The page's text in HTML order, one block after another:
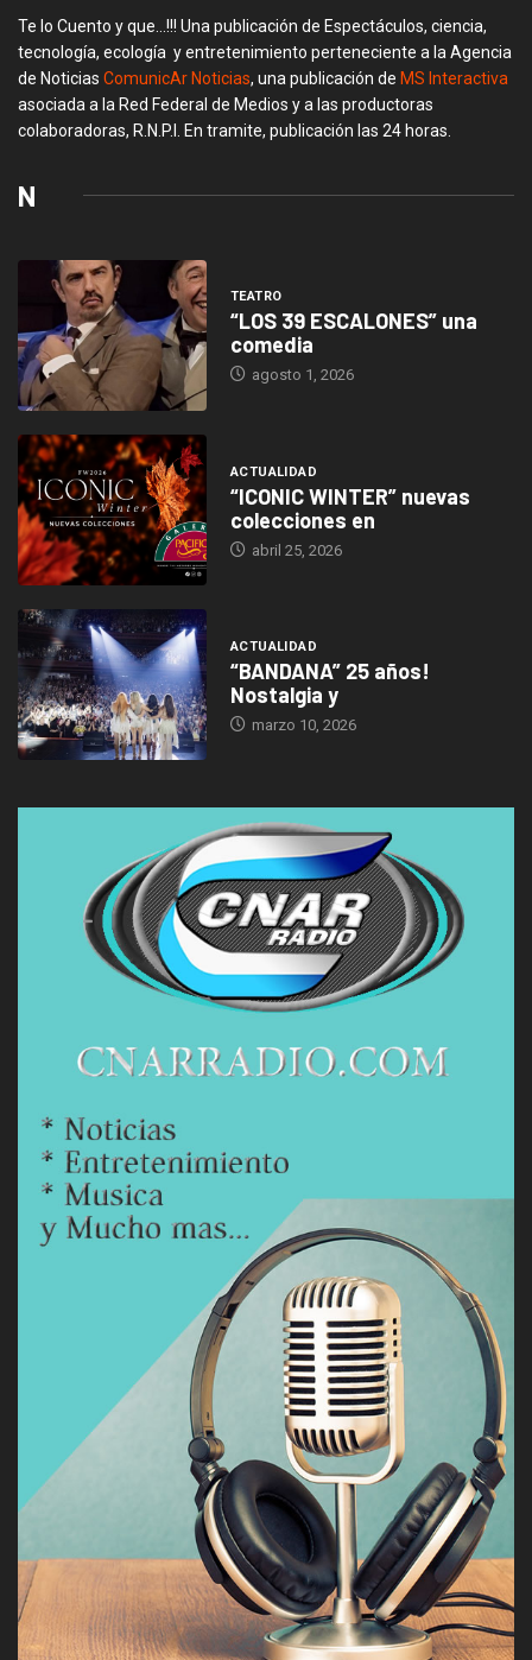
Te lo Cuento y que…!!! Una publicación de Espectáculos, ciencia,
tecnología, ecología y entretenimiento perteneciente a la Agencia
de Noticias ComunicAr Noticias, una publicación de MS Interactiva
asociada a la Red Federal de Medios y a las productoras
colaboradoras, R.N.P.I. En tramite, publicación las 24 horas.
N
TEATRO
“LOS 39 ESCALONES” una
comedia
agosto 1, 2026
ACTUALIDAD
“ICONIC WINTER” nuevas
colecciones en
abril 25, 2026
ACTUALIDAD
“BANDANA” 25 años!
Nostalgia y
marzo 10, 2026